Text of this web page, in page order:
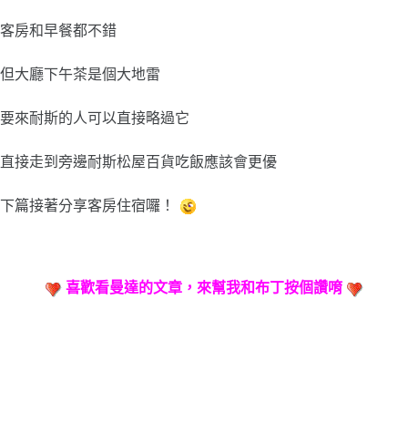
客房和早餐都不錯
但大廳下午茶是個大地雷
要來耐斯的人可以直接略過它
直接走到旁邊耐斯松屋百貨吃飯應該會更優
下篇接著分享客房住宿囉！
喜歡看曼達的文章，來幫我和布丁按個讚唷